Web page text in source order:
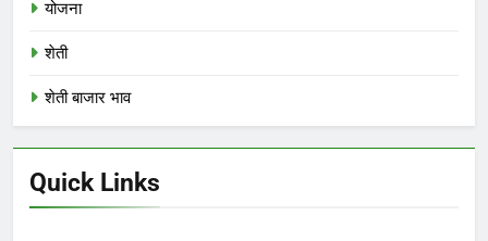
योजना
शेती
शेती बाजार भाव
Quick Links